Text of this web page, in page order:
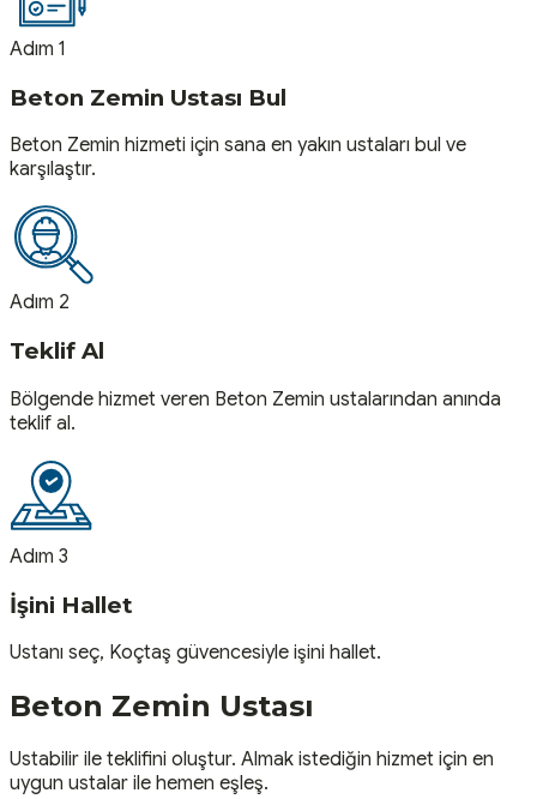
Adım 1
Beton Zemin Ustası Bul
Beton Zemin hizmeti için sana en yakın ustaları bul ve
karşılaştır.
Adım 2
Teklif Al
Bölgende hizmet veren Beton Zemin ustalarından anında
teklif al.
Adım 3
İşini Hallet
Ustanı seç, Koçtaş güvencesiyle işini hallet.
Beton Zemin Ustası
Ustabilir ile teklifini oluştur. Almak istediğin hizmet için en
uygun ustalar ile hemen eşleş.